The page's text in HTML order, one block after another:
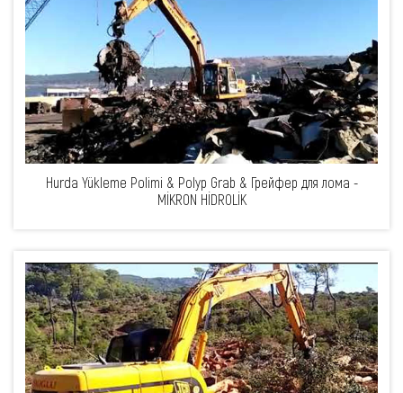
Hurda Yükleme Polimi & Polyp Grab & Грейфер для лома -
MİKRON HİDROLİK